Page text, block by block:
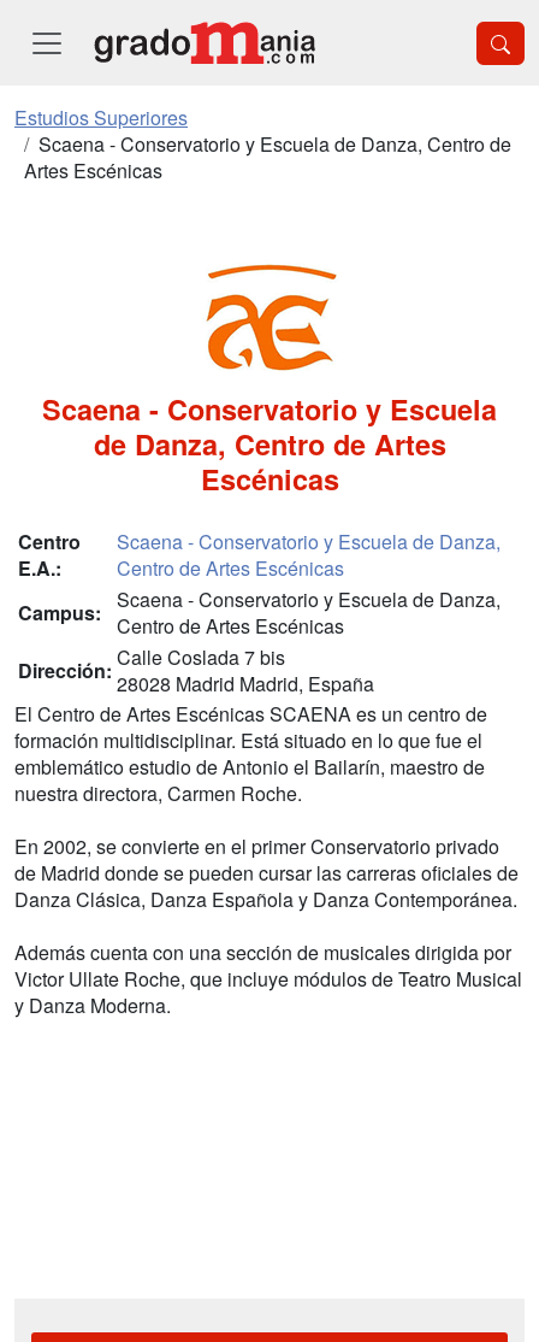
Estudios Superiores
Scaena - Conservatorio y Escuela de Danza, Centro de
Artes Escénicas
Scaena - Conservatorio y Escuela
de Danza, Centro de Artes
Escénicas
Centro
E.A.:
Scaena - Conservatorio y Escuela de Danza,
Centro de Artes Escénicas
Campus:
Scaena - Conservatorio y Escuela de Danza,
Centro de Artes Escénicas
Dirección: Calle Coslada 7 bis
28028 Madrid Madrid, España
El Centro de Artes Escénicas SCAENA es un centro de
formación multidisciplinar. Está situado en lo que fue el
emblemático estudio de Antonio el Bailarín, maestro de
nuestra directora, Carmen Roche.
En 2002, se convierte en el primer Conservatorio privado
de Madrid donde se pueden cursar las carreras oficiales de
Danza Clásica, Danza Española y Danza Contemporánea.
Además cuenta con una sección de musicales dirigida por
Victor Ullate Roche, que incluye módulos de Teatro Musical
y Danza Moderna.